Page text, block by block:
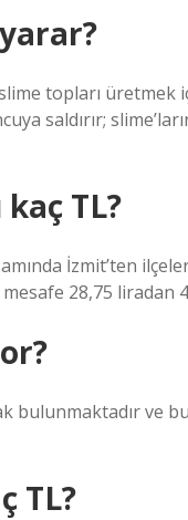
topları üretmek
saldırır;
TL?
İzmit’ten
28,75 liradan
bulunmaktadır ve
TL?